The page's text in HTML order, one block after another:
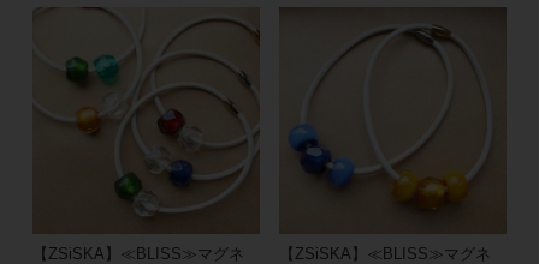
【ZSiSKA】≪BLISS≫マグネ
【ZSiSKA】≪BLISS≫マグネ